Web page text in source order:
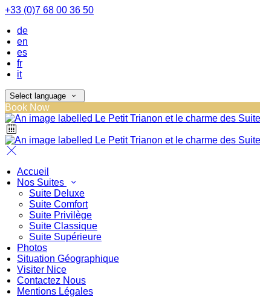
+33 (0)7 68 00 36 50
de
en
es
fr
it
Select language
Book Now
Accueil
Nos Suites
Suite Deluxe
Suite Comfort
Suite Privilège
Suite Classique
Suite Supérieure
Photos
Situation Géographique
Visiter Nice
Contactez Nous
Mentions Légales